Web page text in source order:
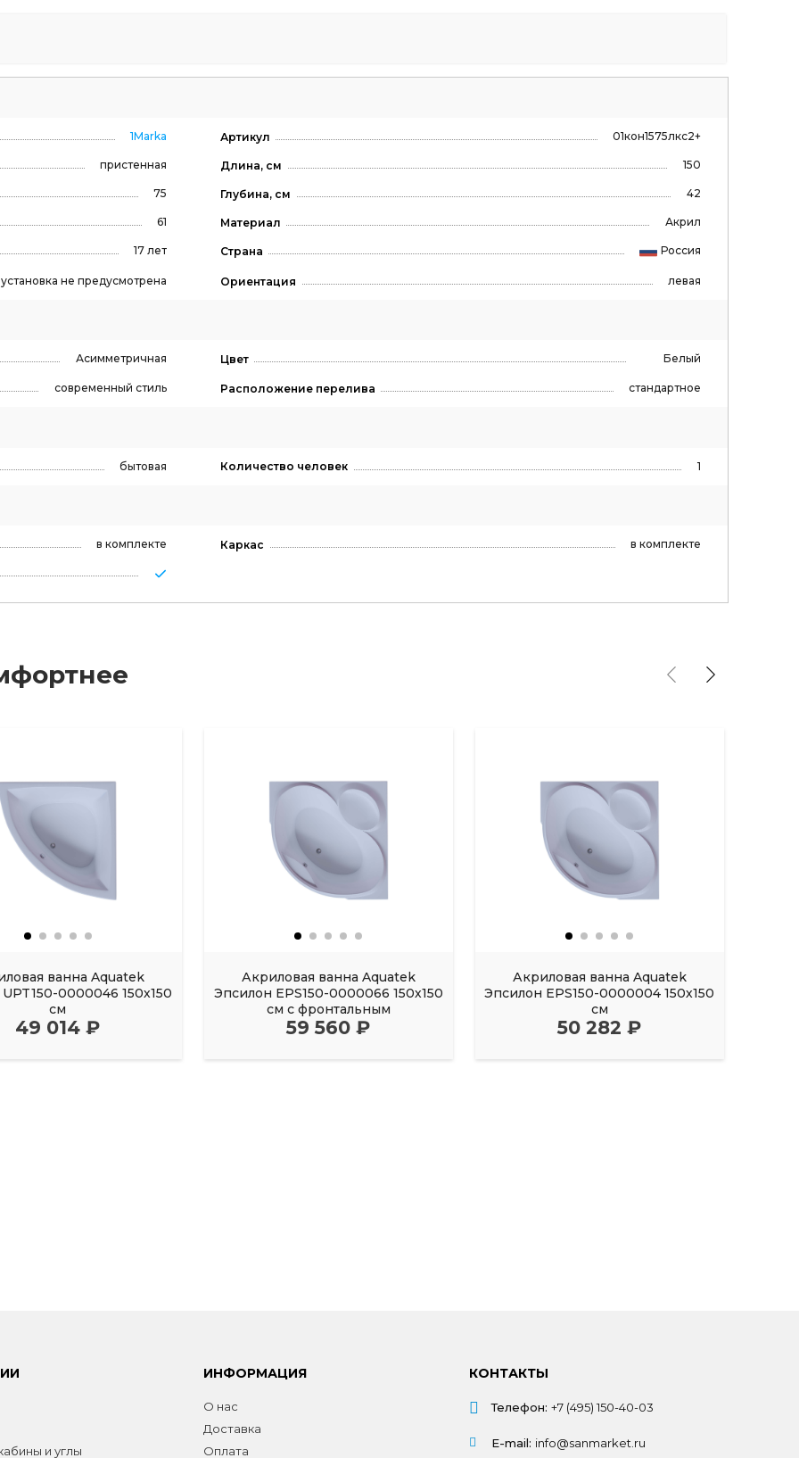
1Marka Артикул 01кон1575лкс2+
пристенная Длина, см 150
75 Глубина, см 42
61 Материал Акрил
17 лет Страна Россия
не предусмотрена Ориентация левая
Асимметричная Цвет Белый
современный стиль Расположение перелива стандартное
бытовая Количество человек 1
в комплекте Каркас в комплекте
ванна Aquatek
0000046 150х150
см
49 014 ₽
Акриловая ванна Aquatek
Эпсилон EPS150-0000066 150х150
см с фронтальным
59 560 ₽
Акриловая ванна Aquatek
Эпсилон EPS150-0000004 150х150
см
50 282 ₽
и углы
ИНФОРМАЦИЯ
О нас
Доставка
Оплата
КОНТАКТЫ
Телефон: +7 (495) 150-40-03
E-mail: info@sanmarket.ru